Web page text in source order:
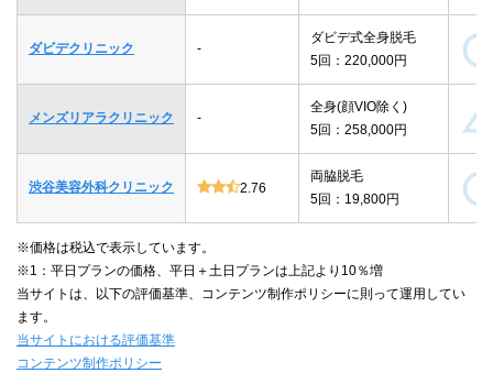
ダビデクリニック -
ダビデ式全身脱毛
5回：220,000円
メンズリアラクリニック -
全身(顔VIO除く)
5回：258,000円
渋谷美容外科クリニック 2.76
両脇脱毛
5回：19,800円
※価格は税込で表示しています。
※1：平日プランの価格、平日＋土日プランは上記より10％増
当サイトは、以下の評価基準、コンテンツ制作ポリシーに則って運用してい
ます。
当サイトにおける評価基準
コンテンツ制作ポリシー